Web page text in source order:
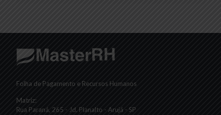
Folha de Pagamento e Recursos Humanos
Matriz:
Rua Paraná, 265 - Jd. Planalto - Arujá - SP